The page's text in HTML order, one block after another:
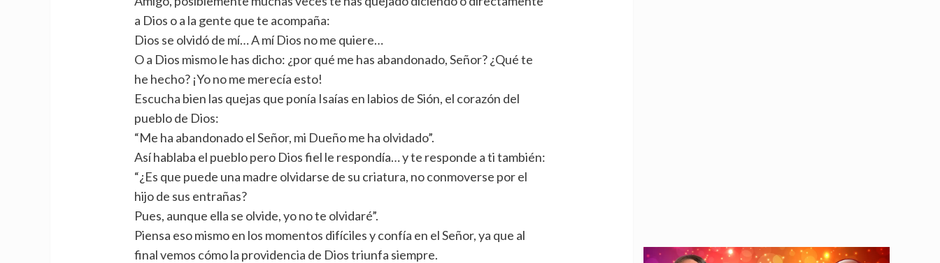
a Dios o a la gente que te acompaña:
Dios se olvidó de mí… A mí Dios no me quiere…
O a Dios mismo le has dicho: ¿por qué me has abandonado, Señor? ¿Qué te
he hecho? ¡Yo no me merecía esto!
Escucha bien las quejas que ponía Isaías en labios de Sión, el corazón del
pueblo de Dios:
“Me ha abandonado el Señor, mi Dueño me ha olvidado”.
Así hablaba el pueblo pero Dios fiel le respondía… y te responde a ti también:
“¿Es que puede una madre olvidarse de su criatura, no conmoverse por el
hijo de sus entrañas?
Pues, aunque ella se olvide, yo no te olvidaré”.
Piensa eso mismo en los momentos difíciles y confía en el Señor, ya que al
final vemos cómo la providencia de Dios triunfa siempre.